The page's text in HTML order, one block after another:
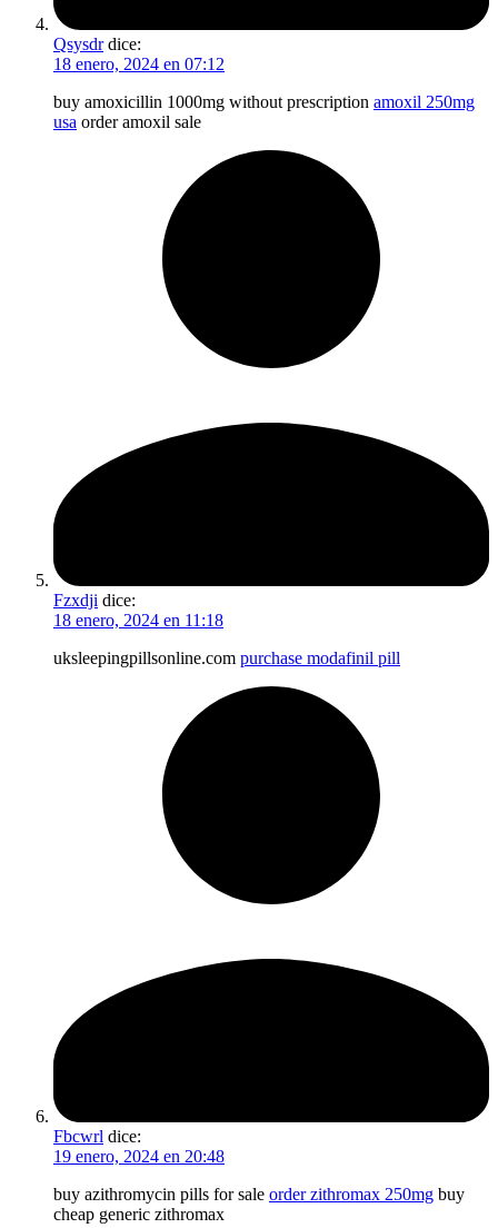
Qsysdr dice:
18 enero, 2024 en 07:12
buy amoxicillin 1000mg without prescription amoxil 250mg
usa order amoxil sale
Fzxdji dice:
18 enero, 2024 en 11:18
uksleepingpillsonline.com purchase modafinil pill
Fbcwrl dice:
19 enero, 2024 en 20:48
buy azithromycin pills for sale order zithromax 250mg buy
cheap generic zithromax